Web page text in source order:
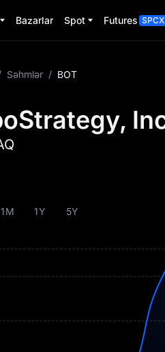
Bazarlar Spot Futures SPCX
Səhmlər / BOT
1M 1Y 5Y